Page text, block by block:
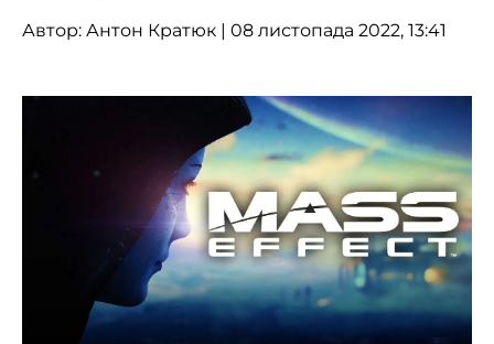
Автор: Антон Кратюк | 08 листопада 2022, 13:41